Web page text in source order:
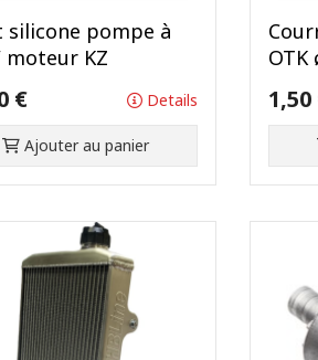
silicone pompe à
moteur KZ
€ Details
Ajouter au panier
OTK
1,50